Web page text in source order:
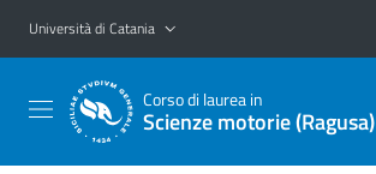
Vai al contenuto principale
Vai al menu di navigazione
Università di Catania
Corso di laurea in
Scienze motorie (Ragusa)